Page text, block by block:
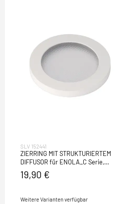
SLV 152441
ZIERRING MIT STRUKTURIERTEM
DIFFUSOR für ENOLA_C Serie,
rund, weiss
19,90 €
Weitere Varianten verfügbar